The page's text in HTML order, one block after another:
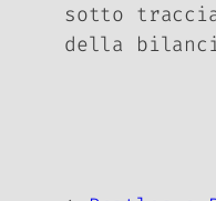
sotto
della